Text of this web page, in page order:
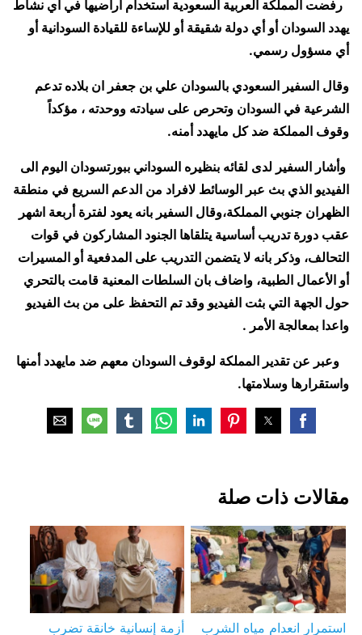
رفضت المملكة العربية السعودية استخدام أراضيها في أي نشاط
يهدد السودان أو أي دولة شقيقة أو للإساءة للقيادة السودانية أو
أي مسؤول رسمي.
وقال السفير السعودي بالسودان علي بن جعفر ان بلاده تدعم
الشرعية في السودان وتحرص على سيادته ووحدته ، مؤكداً
وقوف المملكة ضد كل مايهدد أمنه.
وأشار السفير لدى لقائه بنظيره السوداني ببورتسودان اليوم الى
الفيديو الذي بث عبر الوسائط لافراد من الدعم السريع في منطقة
الظهران جنوبي المملكة،وقال السفير بانه يعود لفترة أربعة اشهر
عقب دورة تدريب أساسية يتلقاها الجنود المشاركون في قوات
التحالف، وذكر بانه لا يتضمن التدريب على المدفعية أو المسيرات
أو الأعمال الطبية، واضاف بان السلطات المعنية قامت بالتحري
حول الجهة التي بثت الفيديو وقد تم التحفظ على من بث الفيديو
واعدا بمعالجة الأمر .
وعبر عن تقدير المملكة لوقوف السودان معهم ضد مايهدد أمنها
واستقرارها وسلامتها.
مقالات ذات صلة
استمرار انعدام مياه الشرب أزمة إنسانية خانقة تضرب